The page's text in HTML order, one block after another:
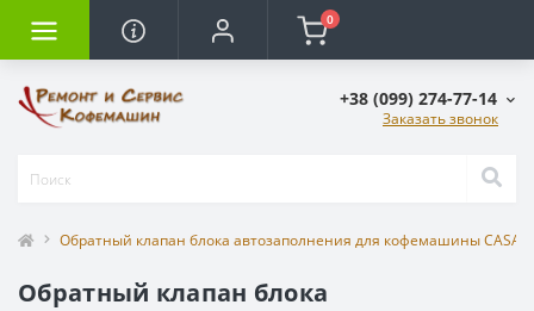
0
+38 (099) 274-77-14
Заказать звонок
Обратный клапан блока автозаполнения для кофемашины
Обратный клапан блока